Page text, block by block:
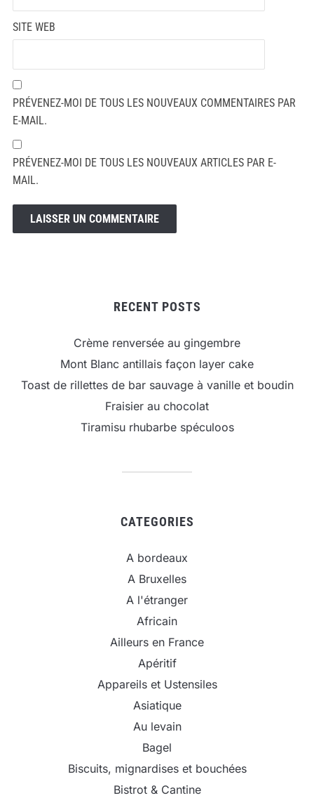
SITE WEB
PRÉVENEZ-MOI DE TOUS LES NOUVEAUX COMMENTAIRES PAR
E-MAIL.
PRÉVENEZ-MOI DE TOUS LES NOUVEAUX ARTICLES PAR E-
MAIL.
RECENT POSTS
Crème renversée au gingembre
Mont Blanc antillais façon layer cake
Toast de rillettes de bar sauvage à vanille et boudin
Fraisier au chocolat
Tiramisu rhubarbe spéculoos
CATEGORIES
A bordeaux
A Bruxelles
A l'étranger
Africain
Ailleurs en France
Apéritif
Appareils et Ustensiles
Asiatique
Au levain
Bagel
Biscuits, mignardises et bouchées
Bistrot & Cantine